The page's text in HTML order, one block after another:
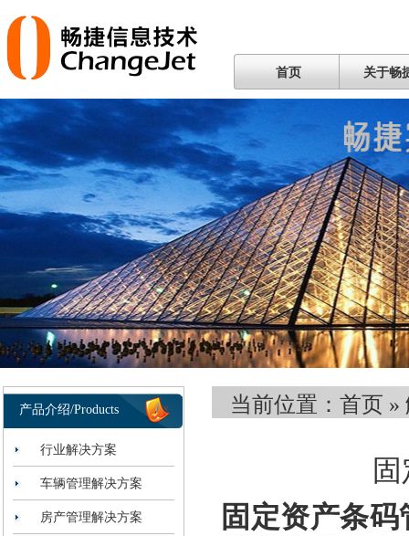
首页 关于畅
产品介绍/Products
行业解决方案
车辆管理解决方案
房产管理解决方案
当前位置： 首页 »
固定资产条